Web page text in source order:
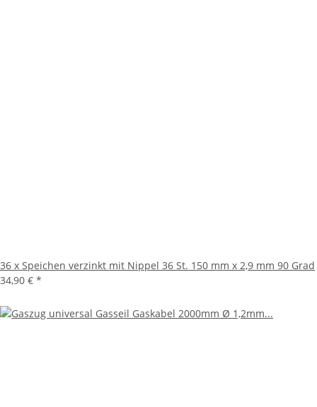
36 x Speichen verzinkt mit Nippel 36 St. 150 mm x 2,9 mm 90 Grad
34,90 € *